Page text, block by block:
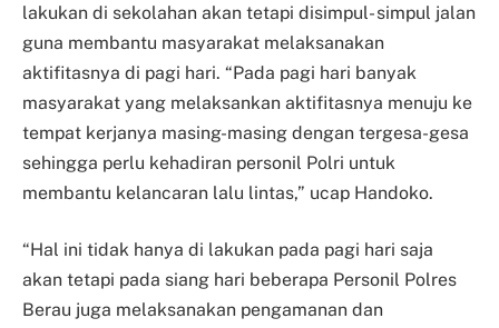
lakukan di sekolahan akan tetapi disimpul- simpul jalan
guna membantu masyarakat melaksanakan
aktifitasnya di pagi hari. “Pada pagi hari banyak
masyarakat yang melaksankan aktifitasnya menuju ke
tempat kerjanya masing-masing dengan tergesa-gesa
sehingga perlu kehadiran personil Polri untuk
membantu kelancaran lalu lintas,” ucap Handoko.
“Hal ini tidak hanya di lakukan pada pagi hari saja
akan tetapi pada siang hari beberapa Personil Polres
Berau juga melaksanakan pengamanan dan